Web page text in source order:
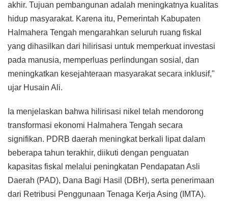
akhir. Tujuan pembangunan adalah meningkatnya kualitas
hidup masyarakat. Karena itu, Pemerintah Kabupaten
Halmahera Tengah mengarahkan seluruh ruang fiskal
yang dihasilkan dari hilirisasi untuk memperkuat investasi
pada manusia, memperluas perlindungan sosial, dan
meningkatkan kesejahteraan masyarakat secara inklusif,"
ujar Husain Ali.
Ia menjelaskan bahwa hilirisasi nikel telah mendorong
transformasi ekonomi Halmahera Tengah secara
signifikan. PDRB daerah meningkat berkali lipat dalam
beberapa tahun terakhir, diikuti dengan penguatan
kapasitas fiskal melalui peningkatan Pendapatan Asli
Daerah (PAD), Dana Bagi Hasil (DBH), serta penerimaan
dari Retribusi Penggunaan Tenaga Kerja Asing (IMTA).